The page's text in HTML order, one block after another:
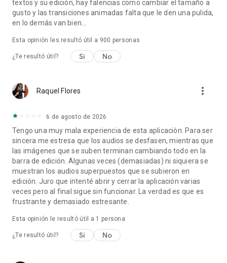
textos y su edición, hay falencias como cambiar el tamaño a
gusto y las transiciones animadas falta que le den una pulida,
en lo demás van bien...
Esta opinión les resultó útil a 900 personas
¿Te resultó útil? Sí No
Raquel Flores more_vert
6 de agosto de 2026
Tengo una muy mala experiencia de esta aplicación. Para ser
sincera me estresa que los audios se desfasen, mientras que
las imágenes que se suben terminan cambiando todo en la
barra de edición. Algunas veces (demasiadas) ni siquiera se
muestran los audios superpuestos que se subieron en
edición. Juro que intenté abrir y cerrar la aplicación varias
veces pero al final sigue sin funcionar. La verdad es que es
frustrante y demasiado estresante.
Esta opinión le resultó útil a 1 persona
¿Te resultó útil? Sí No